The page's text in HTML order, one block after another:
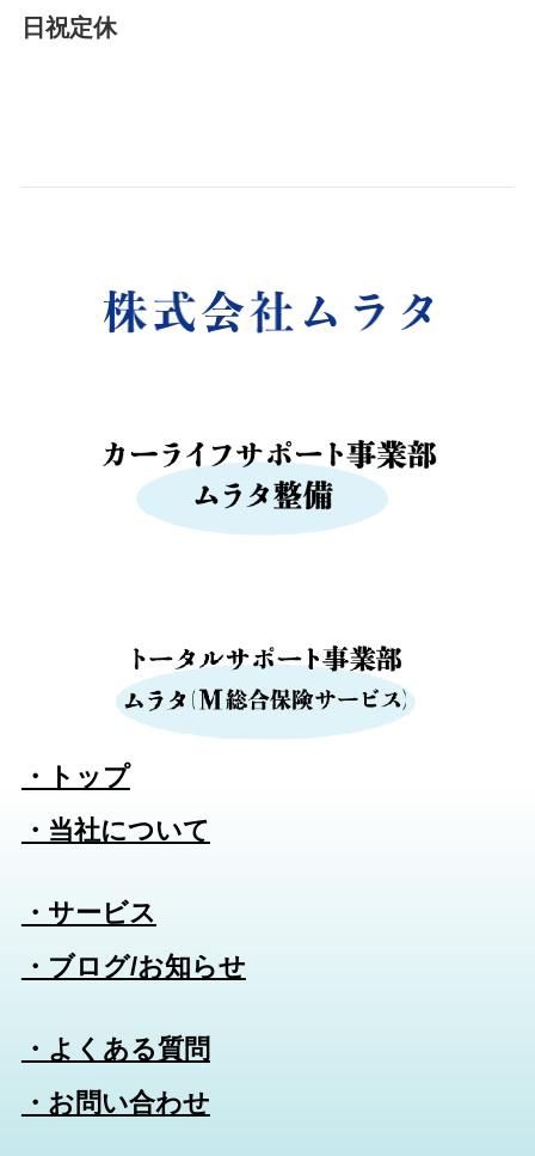
日祝定休
・トップ
・当社について
・サービス
・ブログ/お知らせ
・よくある質問
・お問い合わせ